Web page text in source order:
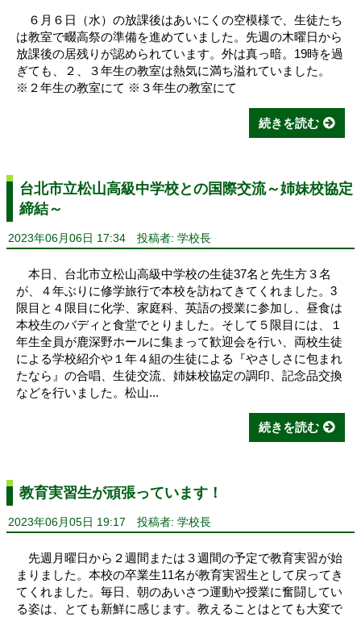
６月６日（水）の放課後はあいにくの空模様で、生徒たち
は教室で畷高祭の準備を進めていました。先週の木曜日から
放課後の居残りが認められています。外は真っ暗。19時を過
ぎても、２、３年生の教室は熱気に満ち溢れていました。
※２年生の教室にて ※３年生の教室にて
続きを読む
台北市立松山高級中学校との国際交流～姉妹校協定
締結～
2023年06月06日 17:34 投稿者: 学校長
本日、台北市立松山高級中学校の生徒37名と先生方３名
が、４年ぶりに修学旅行で本校を訪ねてきてくれました。3
限目と４限目に化学、家庭科、英語の授業に参加し、昼食は
本校生のバディと食堂でとりました。そして５限目には、１
年生全員が鹿深野ホールに集まって歓迎会を行い、両校生徒
による学校紹介や１年４組の生徒による『やさしさに包まれ
たなら』の合唱、生徒交流、姉妹校協定の調印、記念品交換
などを行いました。松山...
続きを読む
教育実習生が頑張っています！
2023年06月05日 19:17 投稿者: 学校長
先週月曜日から２週間または３週間の予定で教育実習が始
まりました。本校の卒業生11名が教育実習生として戻ってき
てくれました。毎日、朝のあいさつ運動や授業に奮闘してい
る姿は、とても新鮮に感じます。教えることはとても大変で